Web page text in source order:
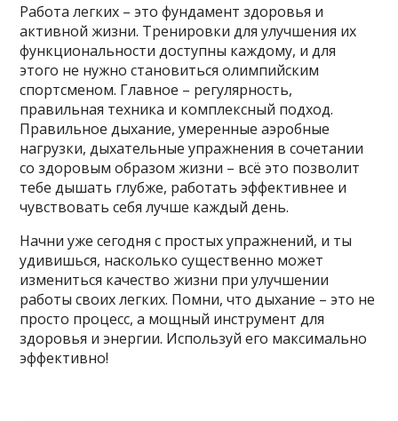
Работа легких – это фундамент здоровья и
активной жизни. Тренировки для улучшения их
функциональности доступны каждому, и для
этого не нужно становиться олимпийским
спортсменом. Главное – регулярность,
правильная техника и комплексный подход.
Правильное дыхание, умеренные аэробные
нагрузки, дыхательные упражнения в сочетании
со здоровым образом жизни – всё это позволит
тебе дышать глубже, работать эффективнее и
чувствовать себя лучше каждый день.
Начни уже сегодня с простых упражнений, и ты
удивишься, насколько существенно может
измениться качество жизни при улучшении
работы своих легких. Помни, что дыхание – это не
просто процесс, а мощный инструмент для
здоровья и энергии. Используй его максимально
эффективно!